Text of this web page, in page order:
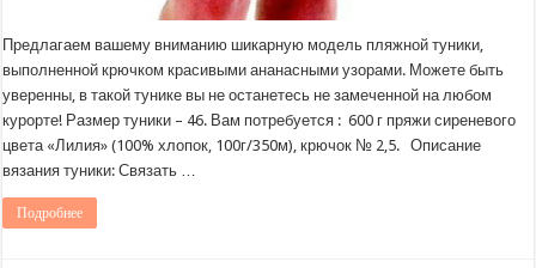
Предлагаем вашему вниманию шикарную модель пляжной туники,
выполненной крючком красивыми ананасными узорами. Можете быть
уверенны, в такой тунике вы не останетесь не замеченной на любом
курорте! Размер туники – 46. Вам потребуется : 600 г пряжи сиреневого
цвета «Лилия» (100% хлопок, 100г/350м), крючок № 2,5. Описание
вязания туники: Связать …
Подробнее